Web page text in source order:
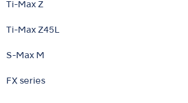
Ti-Max Z
Ti-Max Z45L
S-Max M
FX series